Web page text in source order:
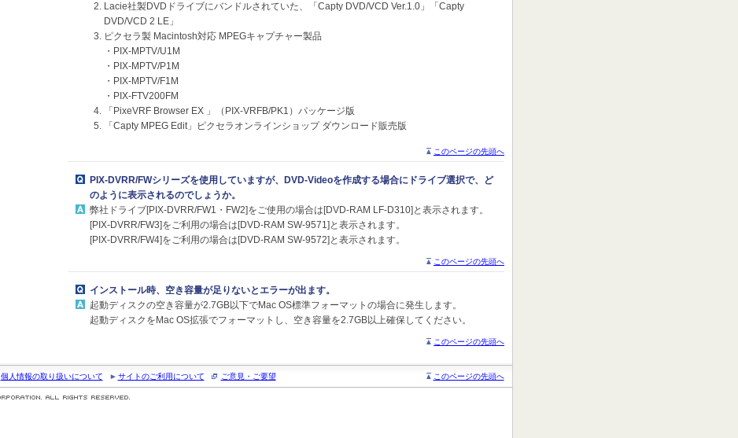
Lacie社製DVDドライブにバンドルされていた、「Capty DVD/VCD Ver.1.0」「Capty
DVD/VCD 2 LE」
ピクセラ製 Macintosh対応 MPEGキャプチャー製品
・PIX-MPTV/U1M
・PIX-MPTV/P1M
・PIX-MPTV/F1M
・PIX-FTV200FM
「PixeVRF Browser EX 」（PIX-VRFB/PK1）パッケージ版
「Capty MPEG Edit」ピクセラオンラインショップ ダウンロード販売版
このページの先頭へ
PIX-DVRR/FWシリーズを使用していますが、DVD-Videoを作成する場合にドライブ選択で、ど
のように表示されるのでしょうか。
弊社ドライブ[PIX-DVRR/FW1・FW2]をご使用の場合は[DVD-RAM LF-D310]と表示されます。
[PIX-DVRR/FW3]をご利用の場合は[DVD-RAM SW-9571]と表示されます。
[PIX-DVRR/FW4]をご利用の場合は[DVD-RAM SW-9572]と表示されます。
このページの先頭へ
インストール時、空き容量が足りないとエラーが出ます。
起動ディスクの空き容量が2.7GB以下でMac OS標準フォーマットの場合に発生します。
起動ディスクをMac OS拡張でフォーマットし、空き容量を2.7GB以上確保してください。
このページの先頭へ
個人情報の取り扱いについて サイトのご利用について ご意見・ご要望 このページの先頭へ